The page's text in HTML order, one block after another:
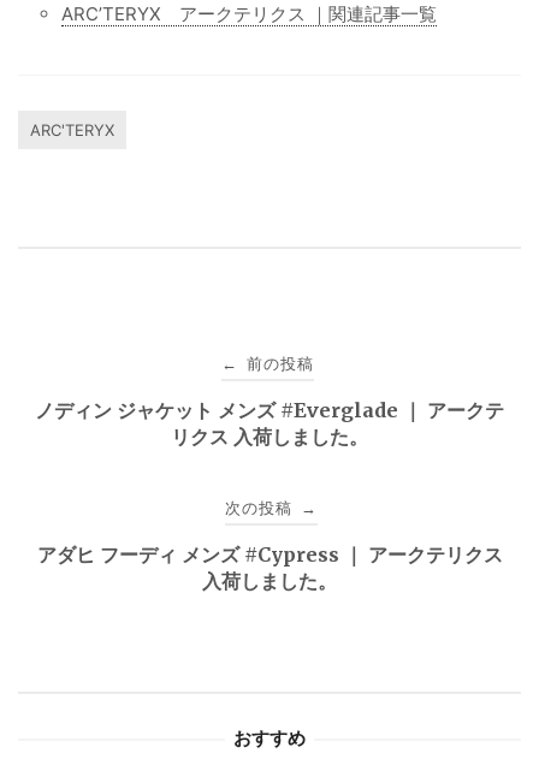
ARC’TERYX アークテリクス ｜関連記事一覧
ARC'TERYX
ゲ
← 前の投稿
ノディン ジャケット メンズ #Everglade ｜ アークテ
リクス 入荷しました。
次の投稿 →
アダヒ フーディ メンズ #Cypress ｜ アークテリクス
入荷しました。
おすすめ